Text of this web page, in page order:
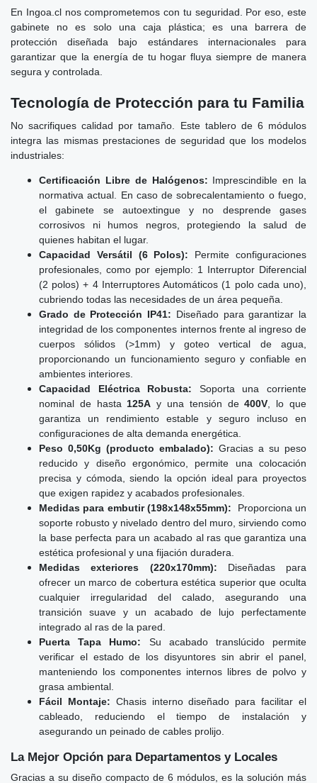
En Ingoa.cl nos comprometemos con tu seguridad. Por eso, este
gabinete no es solo una caja plástica; es una barrera de
protección diseñada bajo estándares internacionales para
garantizar que la energía de tu hogar fluya siempre de manera
segura y controlada.
Tecnología de Protección para tu Familia
No sacrifiques calidad por tamaño. Este tablero de 6 módulos
integra las mismas prestaciones de seguridad que los modelos
industriales:
Certificación Libre de Halógenos: Imprescindible en la
normativa actual. En caso de sobrecalentamiento o fuego,
el gabinete se autoextingue y no desprende gases
corrosivos ni humos negros, protegiendo la salud de
quienes habitan el lugar.
Capacidad Versátil (6 Polos): Permite configuraciones
profesionales, como por ejemplo: 1 Interruptor Diferencial
(2 polos) + 4 Interruptores Automáticos (1 polo cada uno),
cubriendo todas las necesidades de un área pequeña.
Grado de Protección IP41: Diseñado para garantizar la
integridad de los componentes internos frente al ingreso de
cuerpos sólidos (>1mm) y goteo vertical de agua,
proporcionando un funcionamiento seguro y confiable en
ambientes interiores.
Capacidad Eléctrica Robusta: Soporta una corriente
nominal de hasta 125A y una tensión de400V , lo que
garantiza un rendimiento estable y seguro incluso en
configuraciones de alta demanda energética.
Peso 0,50Kg (producto embalado): Gracias a su peso
reducido y diseño ergonómico, permite una colocación
precisa y cómoda, siendo la opción ideal para proyectos
que exigen rapidez y acabados profesionales.
Medidas para embutir (198x148x55mm):
Proporciona un
soporte robusto y nivelado dentro del muro, sirviendo como
la base perfecta para un acabado al ras que garantiza una
estética profesional y una fijación duradera.
Medidas exteriores (220x170mm): Diseñadas para
ofrecer un marco de cobertura estética superior que oculta
cualquier irregularidad del calado, asegurando una
transición suave y un acabado de lujo perfectamente
integrado al ras de la pared.
Puerta Tapa Humo: Su acabado translúcido permite
verificar el estado de los disyuntores sin abrir el panel,
manteniendo los componentes internos libres de polvo y
grasa ambiental.
Fácil Montaje: Chasis interno diseñado para facilitar el
cableado, reduciendo el tiempo de instalación y
asegurando un peinado de cables prolijo.
La Mejor Opción para Departamentos y Locales
Gracias a su diseño compacto de 6 módulos, es la solución más